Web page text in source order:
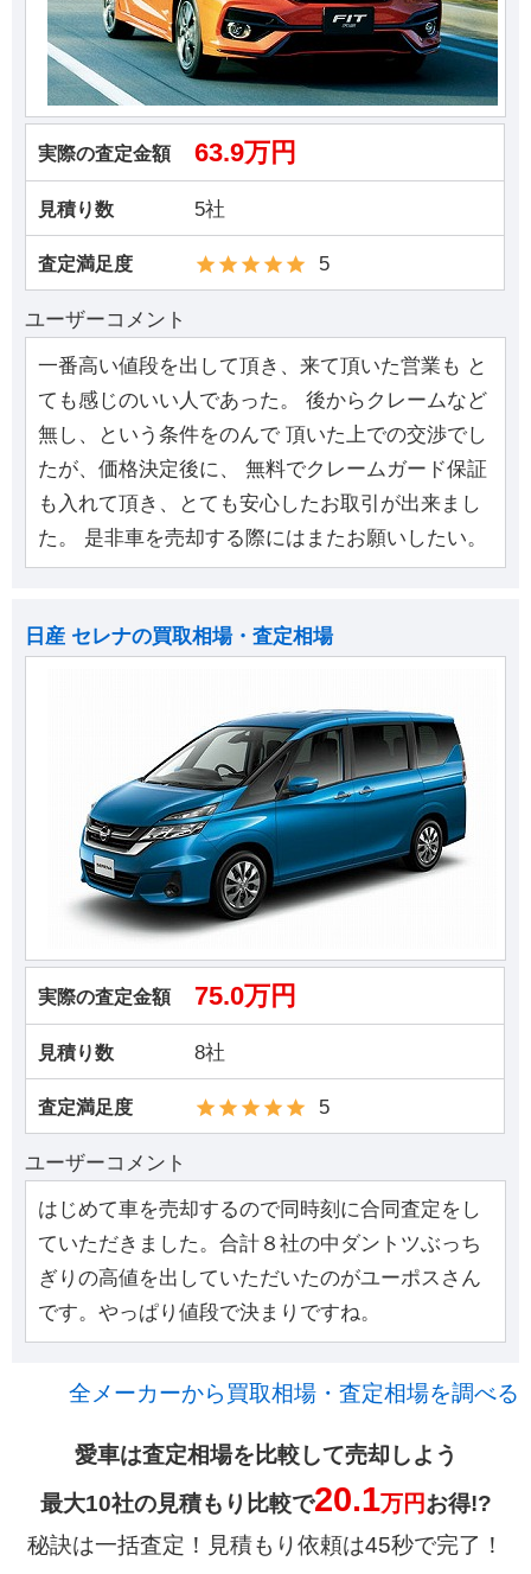
実際の査定金額 63.9万円
見積り数 5社
査定満足度 5
ユーザーコメント
一番高い値段を出して頂き、来て頂いた営業も と
ても感じのいい人であった。 後からクレームなど
無し、という条件をのんで 頂いた上での交渉でし
たが、価格決定後に、 無料でクレームガード保証
も入れて頂き、とても安心したお取引が出来まし
た。 是非車を売却する際にはまたお願いしたい。
日産 セレナの買取相場・査定相場
実際の査定金額 75.0万円
見積り数 8社
査定満足度 5
ユーザーコメント
はじめて車を売却するので同時刻に合同査定をし
ていただきました。合計８社の中ダントツぶっち
ぎりの高値を出していただいたのがユーポスさん
です。やっぱり値段で決まりですね。
全メーカーから買取相場・査定相場を調べる
愛車は査定相場を比較して売却しよう
最大10社の見積もり比較で20.1万円お得!?
秘訣は一括査定！見積もり依頼は45秒で完了！